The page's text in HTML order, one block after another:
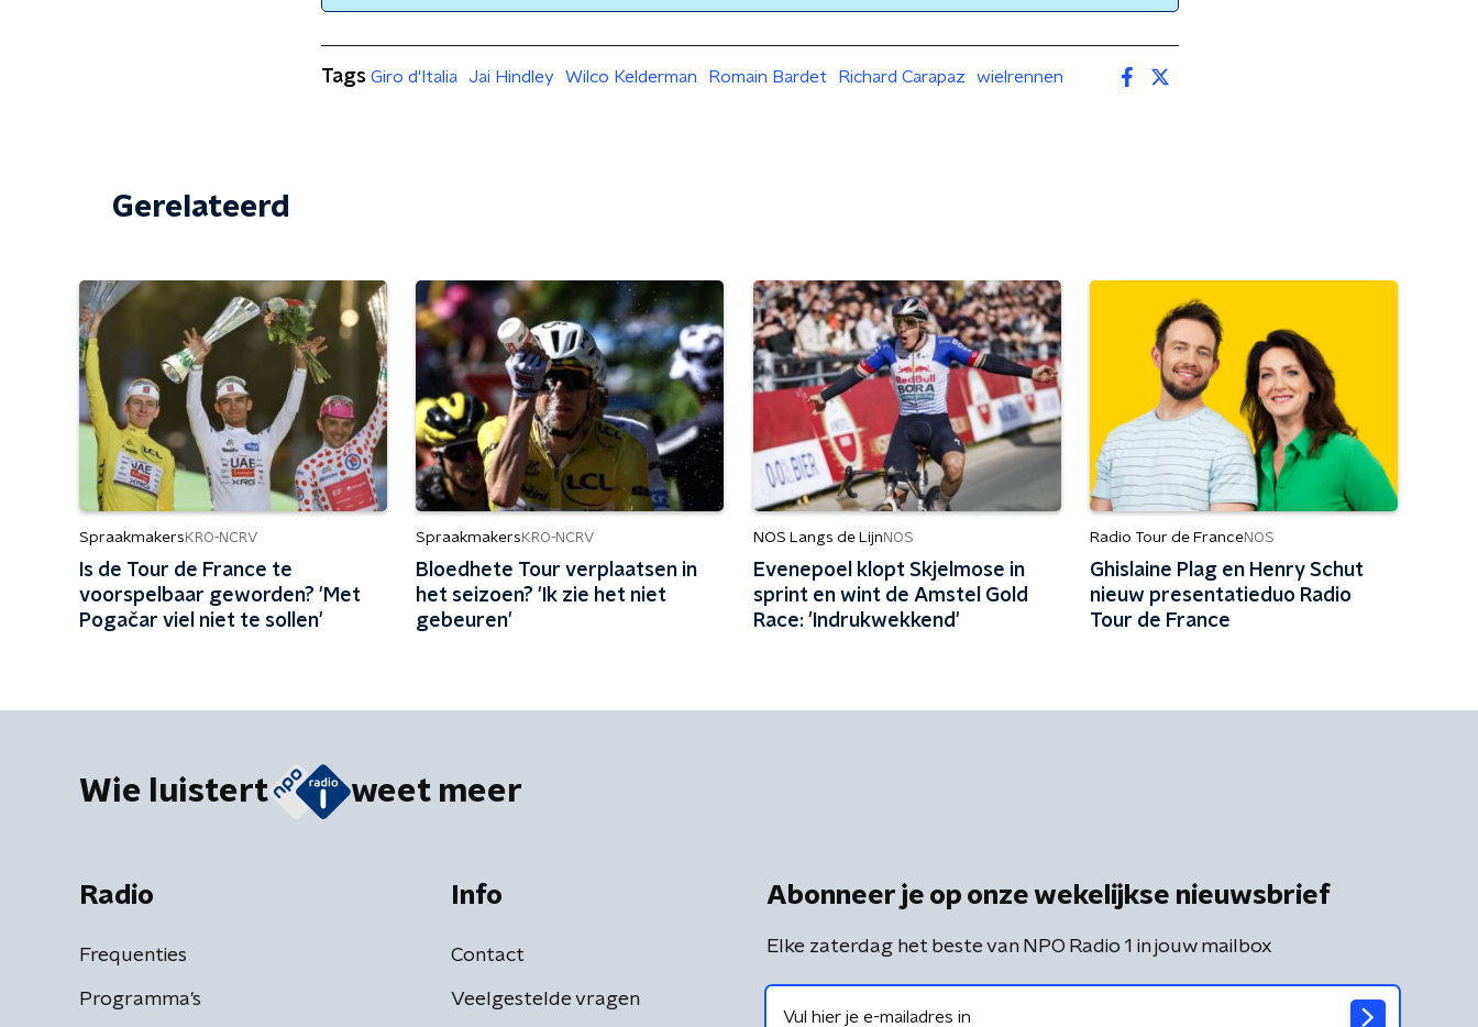
Tags Giro d'Italia Jai Hindley Wilco Kelderman Romain Bardet Richard Carapaz wielrennen
Gerelateerd
Spraakmakers KRO-NCRV
Is de Tour de France te
voorspelbaar geworden? 'Met
Pogačar viel niet te sollen'
Spraakmakers KRO-NCRV
Bloedhete Tour verplaatsen in
het seizoen? 'Ik zie het niet
gebeuren'
NOS Langs de Lijn NOS
Evenepoel klopt Skjelmose in
sprint en wint de Amstel Gold
Race: 'Indrukwekkend'
Radio Tour de FranceNOS
Ghislaine Plag en Henry Schut
nieuw presentatieduo Radio
Tour de France
Wie luistert weet meer
Radio
Frequenties
Programma's
Info
Contact
Veelgestelde vragen
Abonneer je op onze wekelijkse nieuwsbrief
Elke zaterdag het beste van NPO Radio 1 in jouw mailbox